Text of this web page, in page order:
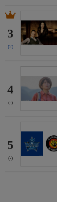
3
(2)
4
(-)
5
(-)